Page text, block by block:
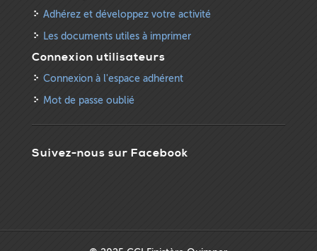
Adhérez et développez votre activité
Les documents utiles à imprimer
Connexion utilisateurs
Connexion à l'espace adhérent
Mot de passe oublié
Suivez-nous sur Facebook